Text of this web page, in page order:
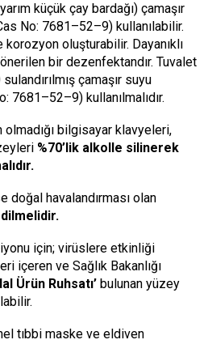
küçük çay bardağı) çamaşır
No: 7681–52–9) kullanılabilir.
oluşturabilir. Dayanıklı
bir dezenfektandır. Tuvalet
çamaşır suyu
7681–52–9) kullanılmalıdır.
bilgisayar klavyeleri,
%70’lik alkolle silinerek
doğal havalandırması olan
için; virüslere etkinliği
içeren ve Sağlık Bakanlığı
Ürün Ruhsatı’ bulunan yüzey
tıbbi maske ve eldiven